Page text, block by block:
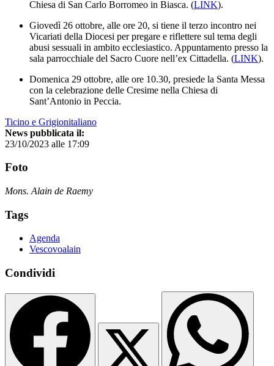
Chiesa di San Carlo Borromeo in Biasca. (LINK).
Giovedì 26 ottobre, alle ore 20, si tiene il terzo incontro nei
Vicariati della Diocesi per pregare e riflettere sul tema degli
abusi sessuali in ambito ecclesiastico. Appuntamento presso la
sala parrocchiale del Sacro Cuore nell’ex Cittadella. (LINK).
Domenica 29 ottobre, alle ore 10.30, presiede la Santa Messa
con la celebrazione delle Cresime nella Chiesa di
Sant’Antonio in Peccia.
Ticino e Grigionitaliano
News pubblicata il:
23/10/2023 alle 17:09
Foto
Mons. Alain de Raemy
Tags
Agenda
Vescovoalain
Condividi